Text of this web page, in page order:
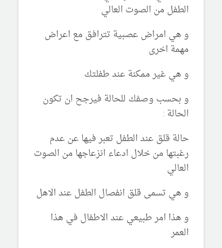
الطفل من الصوت العالي
و هي امراض عصبية تترافق مع اعراض
مهمة اخرى
و هي غير ممكنة عند طفلتك
و بحسب وصفك للحالة فيرجح ان تكون
الحالة :
حالة قلق عند الطفل تعبر فيها عن عدم
رغبتها من خلال ادعاء انزعاجها من الصوت
العالي
و هي تسمى قلق انفصال الطفل عند الاهل
و هذا امر طبيعي عند الاطفال في هذا
العمر